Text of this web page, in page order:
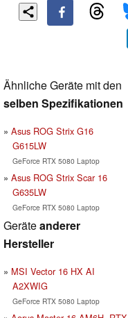
Ähnliche Geräte mit den
selben Spezifikationen
Asus ROG Strix G16
G615LW
GeForce RTX 5080 Laptop
Asus ROG Strix Scar 16
G635LW
GeForce RTX 5080 Laptop
Geräteanderer
Hersteller
MSI Vector 16 HX AI
A2XWIG
GeForce RTX 5080 Laptop